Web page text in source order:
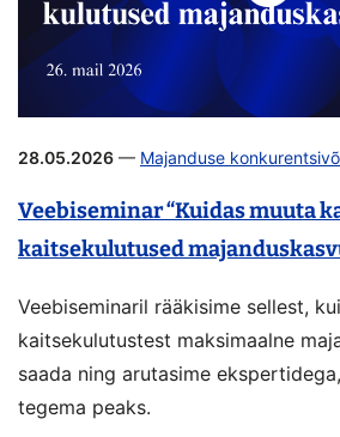
28.05.2026 — Majanduse
Veebiseminar “Kuidas muuta
kaitsekulutused
Veebiseminaril rääkisime sellest,
kaitsekulutustest maksimaalne
saada ning arutasime
tegema peaks.